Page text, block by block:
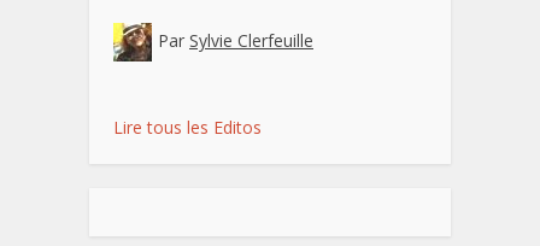
Par Sylvie Clerfeuille
Lire tous les Editos